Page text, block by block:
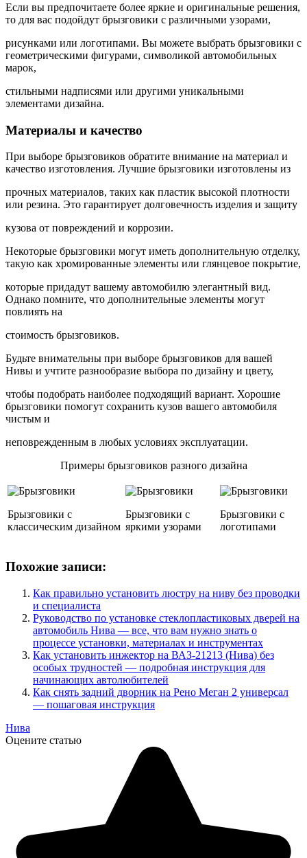
Если вы предпочитаете более яркие и оригинальные решения,
то для вас подойдут брызговики с различными узорами,
рисунками или логотипами. Вы можете выбрать брызговики с
геометрическими фигурами, символикой автомобильных
марок,
стильными надписями или другими уникальными
элементами дизайна.
Материалы и качество
При выборе брызговиков обратите внимание на материал и
качество изготовления. Лучшие брызговики изготовлены из
прочных материалов, таких как пластик высокой плотности
или резина. Это гарантирует долговечность изделия и защиту
кузова от повреждений и коррозии.
Некоторые брызговики могут иметь дополнительную отделку,
такую как хромированные элементы или глянцевое покрытие,
которые придадут вашему автомобилю элегантный вид.
Однако помните, что дополнительные элементы могут
повлиять на
стоимость брызговиков.
Будьте внимательны при выборе брызговиков для вашей
Нивы и учтите разнообразие выбора по дизайну и цвету,
чтобы подобрать наиболее подходящий вариант. Хорошие
брызговики помогут сохранить кузов вашего автомобиля
чистым и
неповрежденным в любых условиях эксплуатации.
Примеры брызговиков разного дизайна
Брызговики с
классическим дизайном
Брызговики с
яркими узорами
Брызговики с
логотипами
Похожие записи:
Как правильно установить люстру на ниву без проводки
и специалиста
Руководство по установке стеклопластиковых дверей на
автомобиль Нива — все, что вам нужно знать о
процессе установки, материалах и инструментах
Как установить инжектор на ВАЗ-21213 (Нива) без
особых трудностей — подробная инструкция для
начинающих автолюбителей
Как снять задний дворник на Рено Меган 2 универсал
— пошаговая инструкция
Нива
Оцените статью